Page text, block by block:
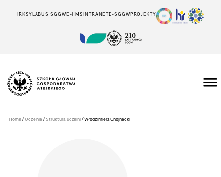
IRKSYLABUS SGGWE-HMSINTRANETE-SGGWPROJEKTY
Wiejskiego
Home/Uczelnia/Struktura uczelni/Włodzimierz Chojnacki